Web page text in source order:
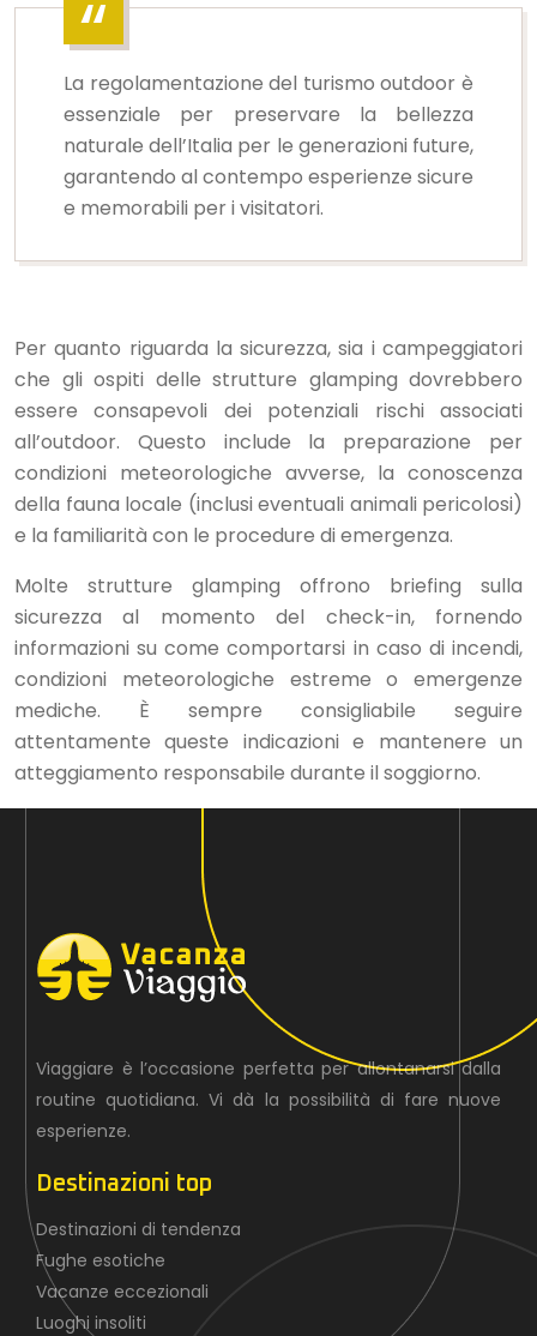
La regolamentazione del turismo outdoor è
essenziale per preservare la bellezza
naturale dell’Italia per le generazioni future,
garantendo al contempo esperienze sicure
e memorabili per i visitatori.
Per quanto riguarda la sicurezza, sia i campeggiatori
che gli ospiti delle strutture glamping dovrebbero
essere consapevoli dei potenziali rischi associati
all’outdoor. Questo include la preparazione per
condizioni meteorologiche avverse, la conoscenza
della fauna locale (inclusi eventuali animali pericolosi)
e la familiarità con le procedure di emergenza.
Molte strutture glamping offrono briefing sulla
sicurezza al momento del check-in, fornendo
informazioni su come comportarsi in caso di incendi,
condizioni meteorologiche estreme o emergenze
mediche. È sempre consigliabile seguire
attentamente queste indicazioni e mantenere un
atteggiamento responsabile durante il soggiorno.
Viaggiare è l’occasione perfetta per allontanarsi dalla
routine quotidiana. Vi dà la possibilità di fare nuove
esperienze.
Destinazioni top
Destinazioni di tendenza
Fughe esotiche
Vacanze eccezionali
Luoghi insoliti